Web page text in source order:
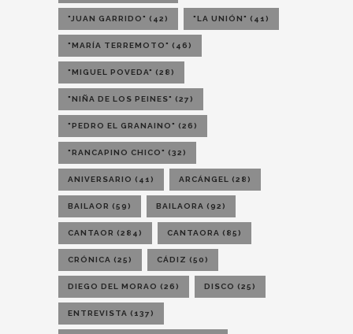
"JUAN GARRIDO" (42) "LA UNIÓN" (41)
"MARÍA TERREMOTO" (46)
"MIGUEL POVEDA" (28)
"NIÑA DE LOS PEINES" (27)
"PEDRO EL GRANAINO" (26)
"RANCAPINO CHICO" (32)
ANIVERSARIO (41) ARCÁNGEL (28)
BAILAOR (59) BAILAORA (92)
CANTAOR (284) CANTAORA (85)
CRÓNICA (25) CÁDIZ (50)
DIEGO DEL MORAO (26) DISCO (25)
ENTREVISTA (137)